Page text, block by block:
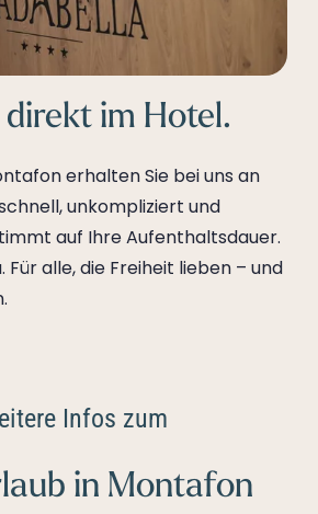
im Hotel.
erhalten Sie bei uns an
unkompliziert und
auf Ihre Aufenthaltsdauer.
Für alle, die Freiheit lieben – und
Infos zum
in Montafon